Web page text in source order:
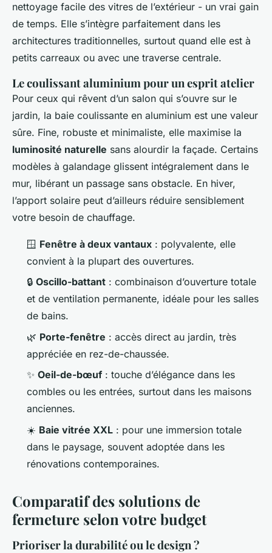
nettoyage facile des vitres de l’extérieur - un vrai gain
de temps. Elle s’intègre parfaitement dans les
architectures traditionnelles, surtout quand elle est à
petits carreaux ou avec une traverse centrale.
Le coulissant aluminium pour un esprit atelier
Pour ceux qui rêvent d’un salon qui s’ouvre sur le
jardin, la baie coulissante en aluminium est une valeur
sûre. Fine, robuste et minimaliste, elle maximise la
luminosité naturelle sans alourdir la façade. Certains
modèles à galandage glissent intégralement dans le
mur, libérant un passage sans obstacle. En hiver,
l’apport solaire peut d’ailleurs réduire sensiblement
votre besoin de chauffage.
🪟 Fenêtre à deux vantaux : polyvalente, elle
convient à la plupart des ouvertures.
🔒 Oscillo-battant : combinaison d’ouverture totale
et de ventilation permanente, idéale pour les salles
de bains.
🌿 Porte-fenêtre : accès direct au jardin, très
appréciée en rez-de-chaussée.
✨ Oeil-de-bœuf : touche d’élégance dans les
combles ou les entrées, surtout dans les maisons
anciennes.
☀️ Baie vitrée XXL : pour une immersion totale
dans le paysage, souvent adoptée dans les
rénovations contemporaines.
Comparatif des solutions de
fermeture selon votre budget
Prioriser la durabilité ou le design ?